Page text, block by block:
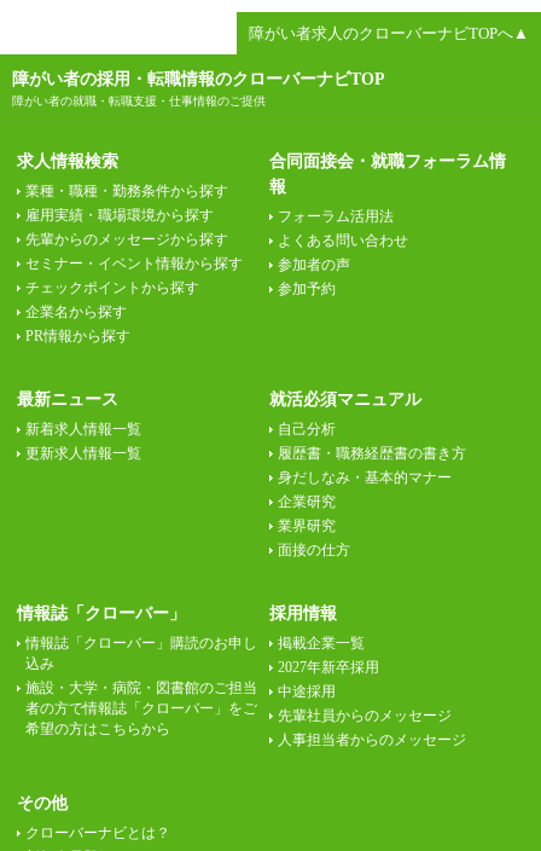
障がい者求人のクローバーナビTOPへ▲
障がい者の採用・転職情報のクローバーナビTOP
障がい者の就職・転職支援・仕事情報のご提供
求人情報検索
業種・職種・勤務条件から探す
雇用実績・職場環境から探す
先輩からのメッセージから探す
セミナー・イベント情報から探す
チェックポイントから探す
企業名から探す
PR情報から探す
合同面接会・就職フォーラム情
報
フォーラム活用法
よくある問い合わせ
参加者の声
参加予約
最新ニュース
新着求人情報一覧
更新求人情報一覧
就活必須マニュアル
自己分析
履歴書・職務経歴書の書き方
身だしなみ・基本的マナー
企業研究
業界研究
面接の仕方
情報誌「クローバー」
情報誌「クローバー」購読のお申し
込み
施設・大学・病院・図書館のご担当
者の方で情報誌「クローバー」をご
希望の方はこちらから
採用情報
掲載企業一覧
2027年新卒採用
中途採用
先輩社員からのメッセージ
人事担当者からのメッセージ
その他
クローバーナビとは？